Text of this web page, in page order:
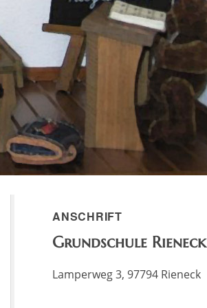
ANSCHRIFT
Grundschule Rieneck
Lamperweg 3, 97794 Rieneck